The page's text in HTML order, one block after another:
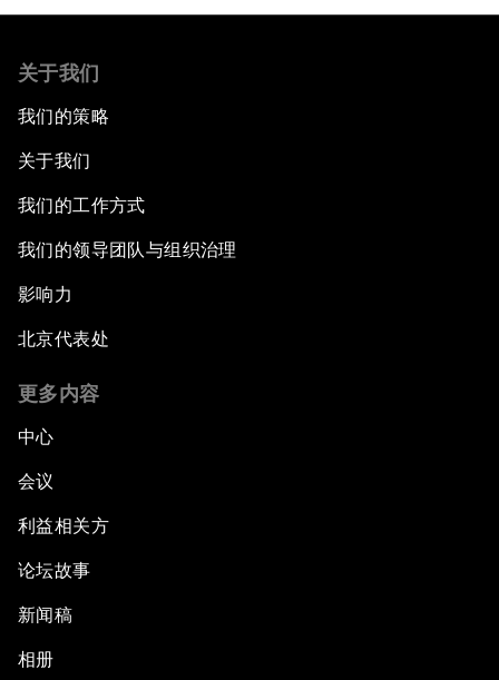
关于我们
我们的策略
关于我们
我们的工作方式
我们的领导团队与组织治理
影响力
北京代表处
更多内容
中心
会议
利益相关方
论坛故事
新闻稿
相册